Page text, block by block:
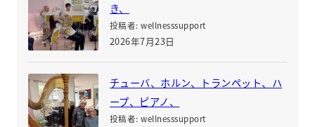
き、
投稿者: wellnesssupport
2026年7月23日
チューバ、ホルン、トランペット、ハ
ープ、ピアノ、
投稿者: wellnesssupport